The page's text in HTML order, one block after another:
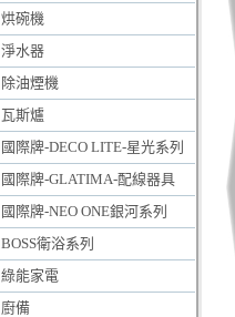
烘碗機
淨水器
除油煙機
瓦斯爐
國際牌-DECO LITE-星光系列
國際牌-GLATIMA-配線器具
國際牌-NEO ONE銀河系列
BOSS衛浴系列
綠能家電
廚備